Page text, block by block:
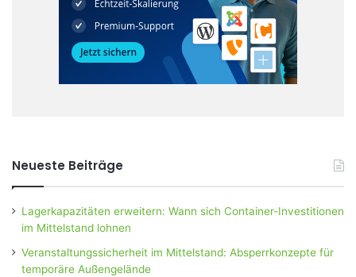
Neueste Beiträge
Lagerkapazitäten erweitern: Wann sich Container-Investitionen
im Mittelstand lohnen
Veranstaltungssicherheit im Mittelstand: Absperrkonzepte für
temporäre Außengelände